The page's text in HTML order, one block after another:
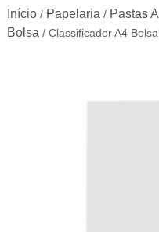
Início/ Papelaria / Pastas
Bolsa / Classificador A4